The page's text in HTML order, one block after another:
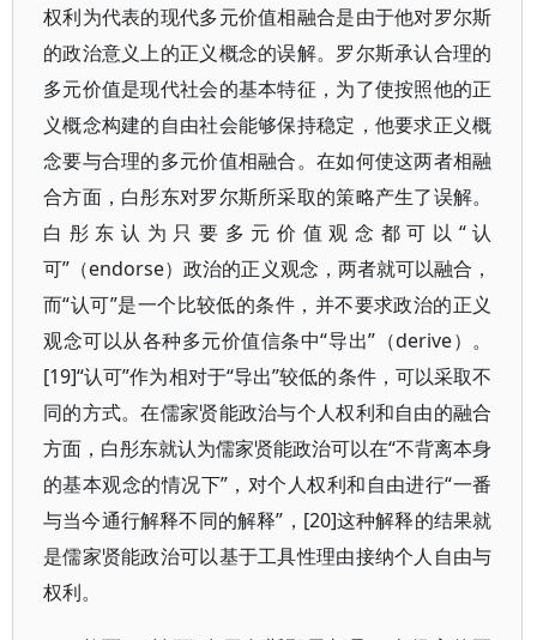
权利为代表的现代多元价值相融合是由于他对罗尔斯
的政治意义上的正义概念的误解。罗尔斯承认合理的
多元价值是现代社会的基本特征，为了使按照他的正
义概念构建的自由社会能够保持稳定，他要求正义概
念要与合理的多元价值相融合。在如何使这两者相融
合方面，白彤东对罗尔斯所采取的策略产生了误解。
白彤东认为只要多元价值观念都可以“认
可”（endorse）政治的正义观念，两者就可以融合，
而“认可”是一个比较低的条件，并不要求政治的正义
观念可以从各种多元价值信条中“导出”（derive）。
[19]“认可”作为相对于“导出”较低的条件，可以采取不
同的方式。在儒家贤能政治与个人权利和自由的融合
方面，白彤东就认为儒家贤能政治可以在“不背离本身
的基本观念的情况下”，对个人权利和自由进行“一番
与当今通行解释不同的解释”，[20]这种解释的结果就
是儒家贤能政治可以基于工具性理由接纳个人自由与
权利。